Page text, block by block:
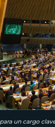
un cargo